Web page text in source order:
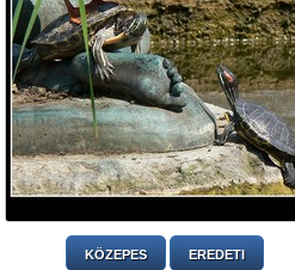
KÖZEPES EREDETI